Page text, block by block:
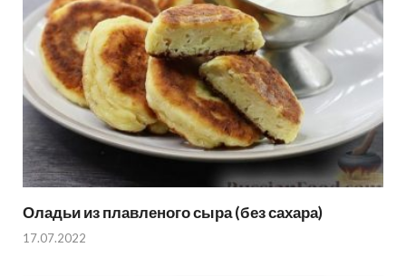
Оладьи из плавленого сыра (без сахара)
17.07.2022